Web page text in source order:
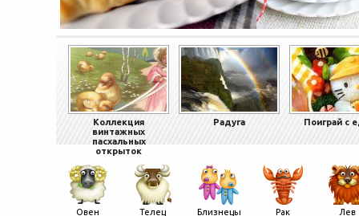
Коллекция
винтажных
пасхальных
открыток
Радуга Поиграй с
Овен Телец Близнецы Рак Лев